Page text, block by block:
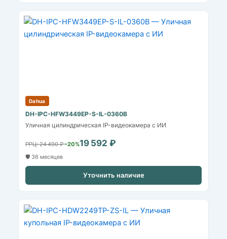
Dahua
DH-IPC-HFW3449EP-S-IL-0360B
Уличная цилиндрическая IP-видеокамера с ИИ
РРЦ: 24 490 ₽−20%19 592 ₽
🛡️ 36 месяцев
Уточнить наличие